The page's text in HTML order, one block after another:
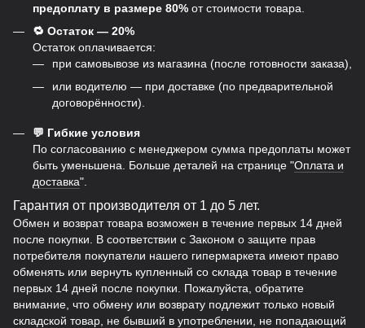
предоплату в размере 80% от стоимости товара.
🔁 Остаток — 20%
Остаток оплачивается:
при самовывозе из магазина (после готовности заказа),
или водителю — при доставке (по предварительной
договорённости).
💬 Гибкие условия
По согласованию с менеджером сумма предоплаты может
быть уменьшена. Больше деталей на странице "Оплата и
доставка".
Гарантия от производителя от 1 до 5 лет.
Обмен и возврат товара возможен в течение первых 14 дней
после покупки. В соответствии с Законом о защите прав
потребителя покупатели нашего гипермаркета имеют право
обменять или вернуть купленный со склада товар в течение
первых 14 дней после покупки. Пожалуйста, обратите
внимание, что обмену или возврату подлежит только новый
складской товар, не бывший в употреблении, не попадающий